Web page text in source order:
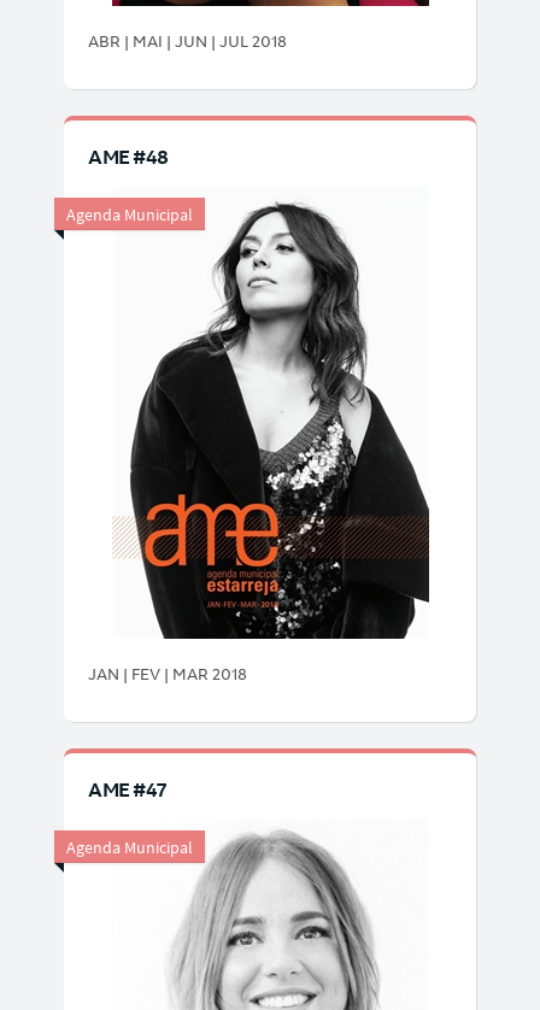
ABR | MAI | JUN | JUL 2018
AME #48
Agenda Municipal
JAN | FEV | MAR 2018
AME #47
Agenda Municipal